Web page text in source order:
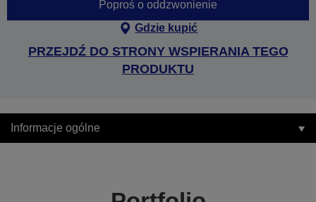
Poproś o oddzwonienie
Gdzie kupić
PRZEJDŹ DO STRONY WSPIERANIA TEGO
PRODUKTU
Informacje ogólne